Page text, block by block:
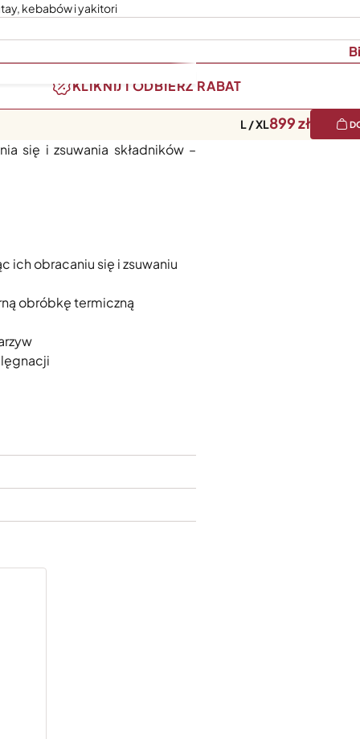
kebabów i yakitori
KLIKNIJ I ODBIERZ RABAT
L / XL 899
Big Green Egg). Specjalnie
się i zsuwania składników –
ich obracaniu się i zsuwaniu
obróbkę termiczną